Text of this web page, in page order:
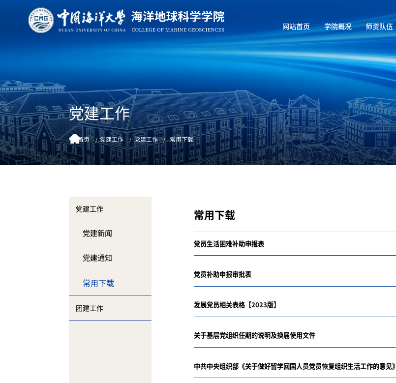
网站首页 学院概况 师资队伍
党建工作
首页 党建工作 党建工作 常用下载
党建工作
党建新闻
党建通知
常用下载
团建工作
常用下载
党员生活困难补助申报表
党员补助申报审批表
发展党员相关表格【2023版】
关于基层党组织任期的说明及换届使用文件
中共中央组织部《关于做好留学回国人员党员恢复组织生活工作的意见》